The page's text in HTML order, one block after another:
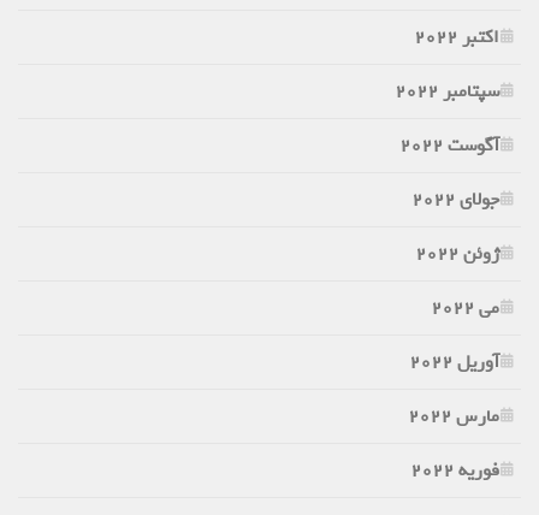
اکتبر 2022
سپتامبر 2022
آگوست 2022
جولای 2022
ژوئن 2022
می 2022
آوریل 2022
مارس 2022
فوریه 2022